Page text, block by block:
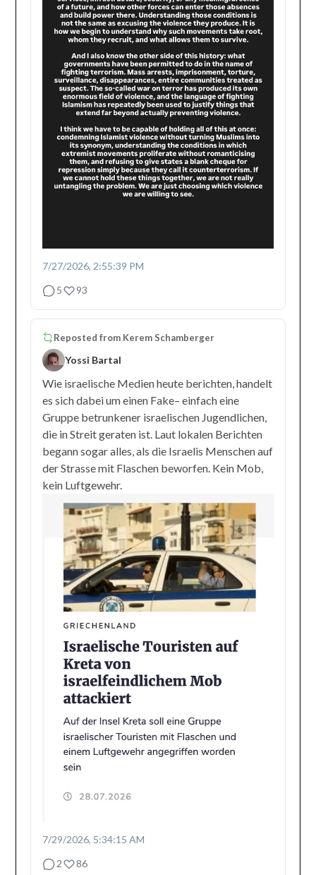
7/27/2026, 2:55:39 PM
5
93
Reposted from Kerem Schamberger
Yossi Bartal
Wie israelische Medien heute berichten, handelt
es sich dabei um einen Fake– einfach eine
Gruppe betrunkener israelischen Jugendlichen,
die in Streit geraten ist. Laut lokalen Berichten
begann sogar alles, als die Israelis Menschen auf
der Strasse mit Flaschen beworfen. Kein Mob,
kein Luftgewehr.
7/29/2026, 5:34:15 AM
2
86